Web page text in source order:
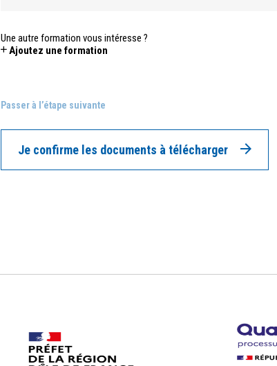
Une autre formation vous intéresse ?
Ajoutez une formation
Passer à l’étape suivante
Je confirme les documents à télécharger